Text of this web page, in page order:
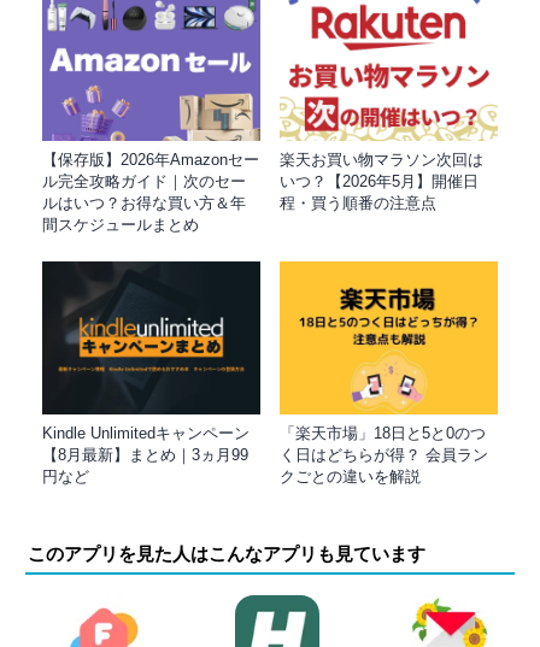
【保存版】2026年Amazonセー
ル完全攻略ガイド｜次のセー
ルはいつ？お得な買い方＆年
間スケジュールまとめ
楽天お買い物マラソン次回は
いつ？【2026年5月】開催日
程・買う順番の注意点
Kindle Unlimitedキャンペーン
【8月最新】まとめ｜3ヵ月99
円など
「楽天市場」18日と5と0のつ
く日はどちらが得？ 会員ラン
クごとの違いを解説
このアプリを見た人はこんなアプリも見ています